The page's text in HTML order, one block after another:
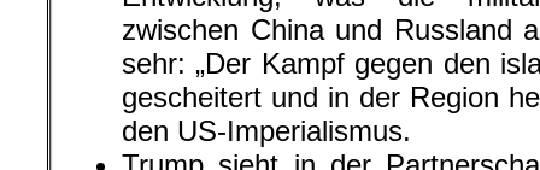
zwischen China und Russland
sehr: „Der Kampf gegen den
gescheitert und in der Region
den US-Imperialismus.